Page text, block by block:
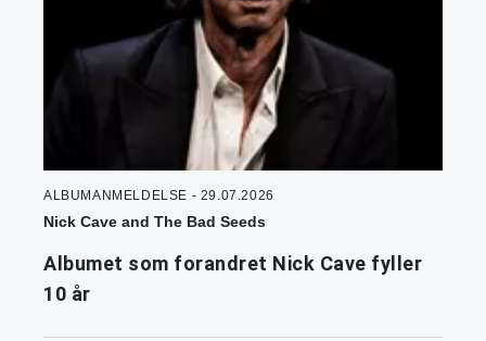
ALBUMANMELDELSE - 29.07.2026
Nick Cave and The Bad Seeds
Albumet som forandret Nick Cave fyller
10 år